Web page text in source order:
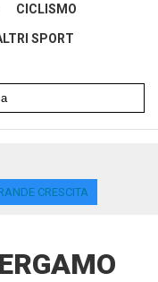
CICLISMO
SPORT
CRESCITA